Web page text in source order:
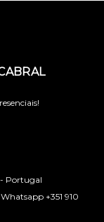
- Portugal
+351 910